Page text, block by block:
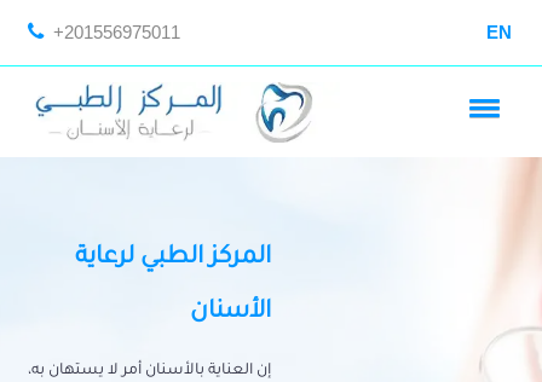
+201556975011 EN
المركز الطبي لرعاية
الأسنان
إن العناية بالأسنان أمر لا يستهان به،